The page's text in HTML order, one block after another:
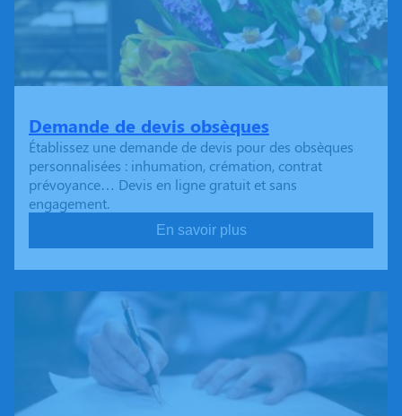
Demande de devis obsèques
Établissez une demande de devis pour des obsèques
personnalisées : inhumation, crémation, contrat
prévoyance… Devis en ligne gratuit et sans
engagement.
En savoir plus